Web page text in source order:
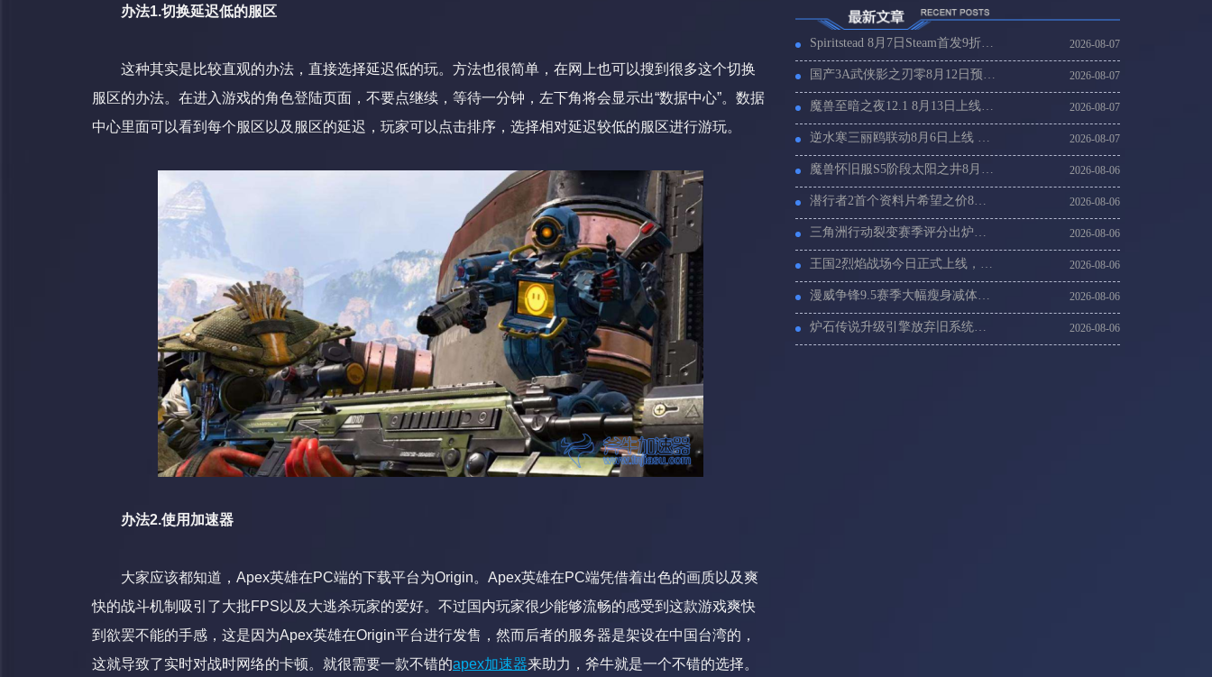
办法1.切换延迟低的服区
这种其实是比较直观的办法，直接选择延迟低的玩。方法也很简单，在网上也可以搜到很多这个切换
服区的办法。在进入游戏的角色登陆页面，不要点继续，等待一分钟，左下角将会显示出“数据中心”。数据
中心里面可以看到每个服区以及服区的延迟，玩家可以点击排序，选择相对延迟较低的服区进行游玩。
办法2.使用加速器
大家应该都知道，Apex英雄在PC端的下载平台为Origin。Apex英雄在PC端凭借着出色的画质以及爽
快的战斗机制吸引了大批FPS以及大逃杀玩家的爱好。不过国内玩家很少能够流畅的感受到这款游戏爽快
到欲罢不能的手感，这是因为Apex英雄在Origin平台进行发售，然而后者的服务器是架设在中国台湾的，
这就导致了实时对战时网络的卡顿。就很需要一款不错的apex加速器来助力，斧牛就是一个不错的选择。
Spiritstead 8月7日Steam首发9折35元，国内玩家连Spiritstead方案 2026-08-07
国产3A武侠影之刃零8月12日预售，海外玩影之刃零加速器攻略 2026-08-07
魔兽至暗之夜12.1 8月13日上线，海外党回魔兽国服登录不上加速方案 2026-08-07
逆水寒三丽鸥联动8月6日上线 海外党登录逆水寒国服延迟高解决 2026-08-07
魔兽怀旧服S5阶段太阳之井8月6日开启，21周年抽10万现金海外党这样进国服 2026-08-06
潜行者2首个资料片希望之价8月20日上线，潜行者2连不上卡顿丢包速解 2026-08-06
三角洲行动裂变赛季评分出炉，海外回国玩三角洲刚枪卡顿掉线怎么办 2026-08-06
王国2烈焰战场今日正式上线，连不上王国2服务器延迟高速解 2026-08-06
漫威争锋9.5赛季大幅瘦身减体积，漫威争锋国际服更新慢进不去游戏这样解决 2026-08-06
炉石传说升级引擎放弃旧系统，国外玩炉石传说14赛季卡顿咋办 2026-08-06